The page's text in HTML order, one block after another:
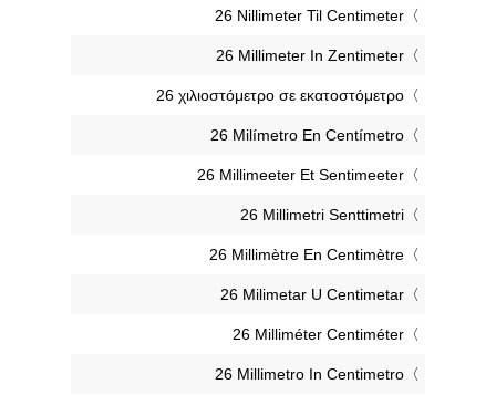
‎26 Nillimeter Til Centimeter
‎26 Millimeter In Zentimeter
‎26 χιλιοστόμετρο σε εκατοστόμετρο
‎26 Milímetro En Centímetro
‎26 Millimeeter Et Sentimeeter
‎26 Millimetri Senttimetri
‎26 Millimètre En Centimètre
‎26 Milimetar U Centimetar
‎26 Milliméter Centiméter
‎26 Millimetro In Centimetro